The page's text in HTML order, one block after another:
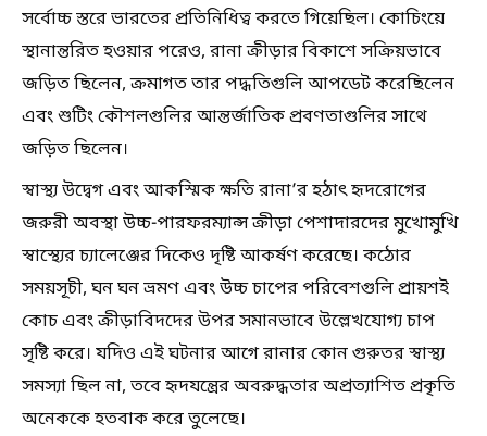
সর্বোচ্চ স্তরে ভারতের প্রতিনিধিত্ব করতে গিয়েছিল। কোচিংয়ে
স্থানান্তরিত হওয়ার পরেও, রানা ক্রীড়ার বিকাশে সক্রিয়ভাবে
জড়িত ছিলেন, ক্রমাগত তার পদ্ধতিগুলি আপডেট করেছিলেন
এবং শুটিং কৌশলগুলির আন্তর্জাতিক প্রবণতাগুলির সাথে
জড়িত ছিলেন।
স্বাস্থ্য উদ্বেগ এবং আকস্মিক ক্ষতি রানা’র হঠাৎ হৃদরোগের
জরুরী অবস্থা উচ্চ-পারফরম্যান্স ক্রীড়া পেশাদারদের মুখোমুখি
স্বাস্থ্যের চ্যালেঞ্জের দিকেও দৃষ্টি আকর্ষণ করেছে। কঠোর
সময়সূচী, ঘন ঘন ভ্রমণ এবং উচ্চ চাপের পরিবেশগুলি প্রায়শই
কোচ এবং ক্রীড়াবিদদের উপর সমানভাবে উল্লেখযোগ্য চাপ
সৃষ্টি করে। যদিও এই ঘটনার আগে রানার কোন গুরুতর স্বাস্থ্য
সমস্যা ছিল না, তবে হৃদযন্ত্রের অবরুদ্ধতার অপ্রত্যাশিত প্রকৃতি
অনেককে হতবাক করে তুলেছে।